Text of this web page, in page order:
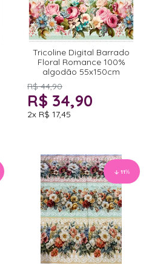
Tricoline Digital Barrado
Floral Romance 100%
algodão 55x150cm
R$ 44,90
R$ 34,90
2x R$ 17,45
11%